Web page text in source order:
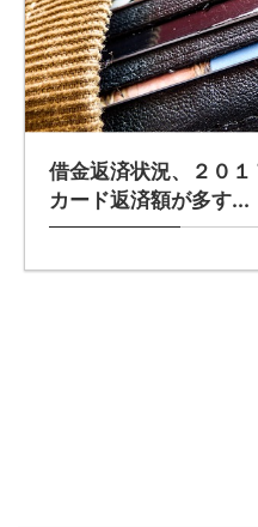
借金返済状況、２０
カード返済額が多す...